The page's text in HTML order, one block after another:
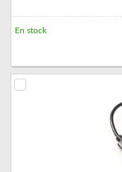
En stock